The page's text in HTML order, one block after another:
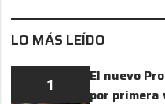
LO MÁS LEÍDO
1
El nuevo
por primera